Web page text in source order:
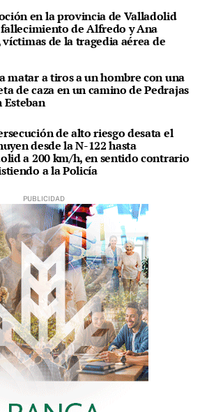
en la provincia de Valladolid
de Alfredo y Ana
víctimas de la tragedia aérea de
matar a tiros a un hombre con una
de caza en un camino de Pedrajas
Esteban
de alto riesgo desata el
desde la N-122 hasta
a 200 km/h, en sentido contrario
a la Policía